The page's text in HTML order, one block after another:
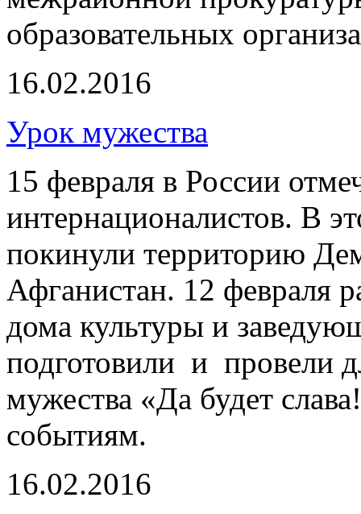
образовательных
16.02.2016
Урок мужества
15 февраля в России
интернационалистов. В
покинули территорию
Афганистан. 12 февраля
дома культуры и
подготовили и провели
мужества «Да будет
событиям.
16.02.2016